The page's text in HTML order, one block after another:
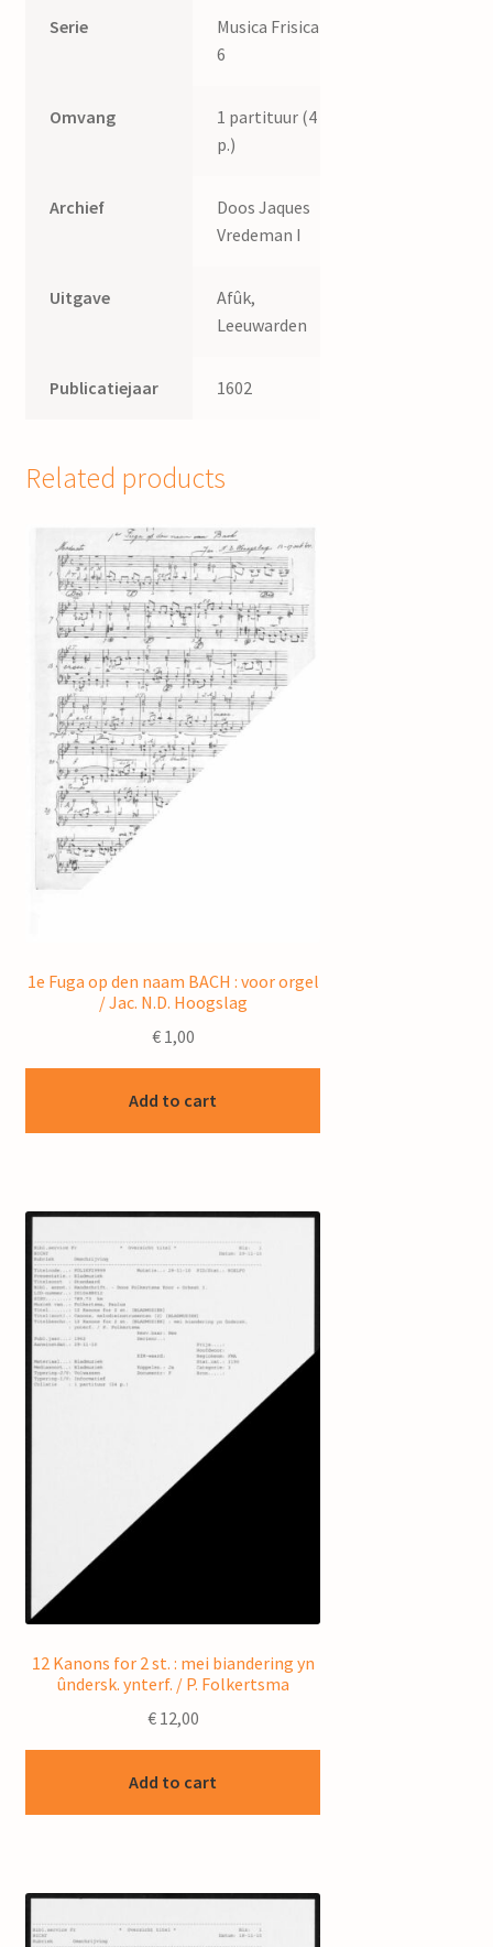
Serie
Musica Frisica
6
Omvang
1 partituur (4
p.)
Archief
Doos Jaques
Vredeman I
Uitgave
Afûk,
Leeuwarden
Publicatiejaar 1602
Related products
1e Fuga op den naam BACH : voor orgel
/ Jac. N.D. Hoogslag
€1,00
Add to cart
12 Kanons for 2 st. : mei biandering yn
ûndersk. ynterf. / P. Folkertsma
€12,00
Add to cart